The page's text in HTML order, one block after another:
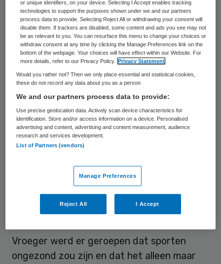
zijn veel raakvlakken tussen deze domeinen,
maar er zijn ook veel zaken die nog echt
gescheiden lopen. Hierbij kunnen we
natuurlijk kijken naar de primaire zaken,
zoals de sporter en de patiënt. Maar
interessant is het ook te kijken naar de
raakvlakken van de besturing hiervan.
Hoe kunnen we als bestuurder van een
sportvereniging positief bijdragen aan een
tot minder zorgafname.
Van ‘ongezond’ naar
sportakkoord
Vroeger werd er geroepen dat sporten
ongezond zou zijn en dat het alleen maar
or unique identifiers, on your device. Selecting I Accept enables tracking
technologies to support the purposes shown under we and our partners
process data to provide. Selecting Reject All or withdrawing your consent will
disable them. If trackers are disabled, some content and ads you see may not
be as relevant to you. You can resurface this menu to change your choices or
withdraw consent at any time by clicking the Manage Preferences link on the
bottom of the webpage. Your choices will have effect within our Website. For
more details, refer to our Privacy Policy.
Privacy Statement
Would you rather not? Then we only place essential and statistical cookies,
these do not record any data about you as a person
We and our partners process data to provide:
Use precise geolocation data. Actively scan device characteristics for
identification. Store and/or access information on a device. Personalised
advertising and content, advertising and content measurement, audience
research and services development.
List of Partners (vendors)
Manage Preferences
Reject All I Accept